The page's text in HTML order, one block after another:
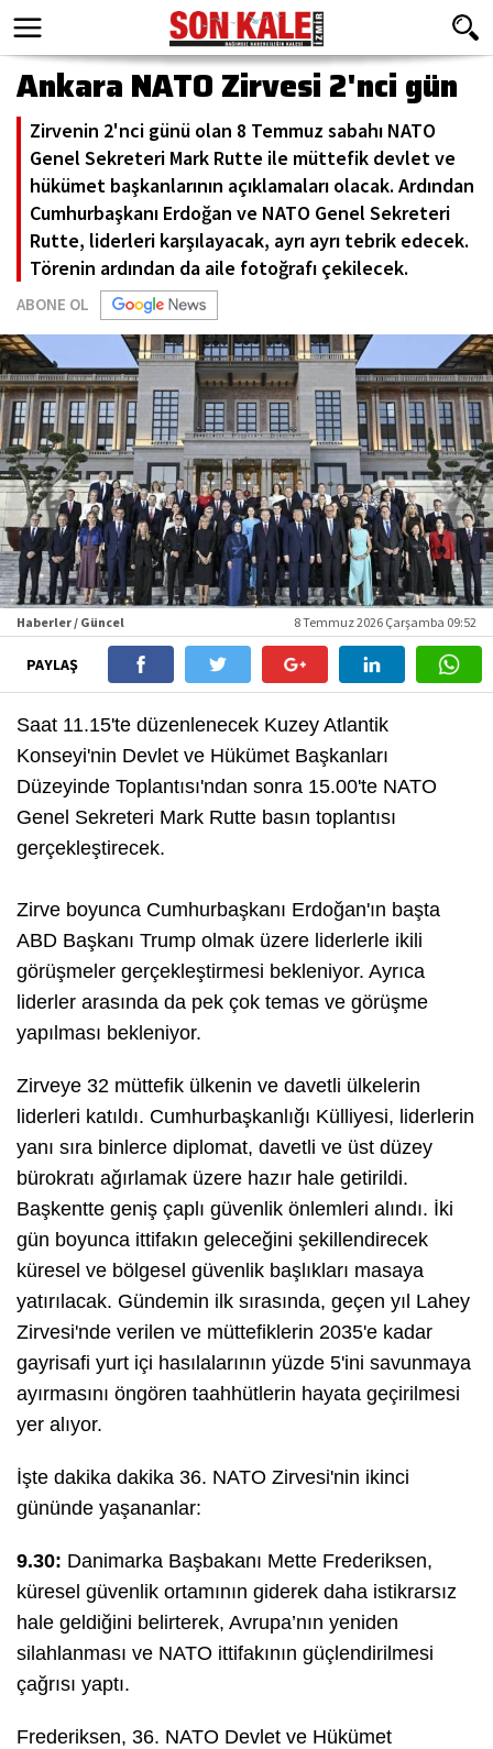
Ankara NATO Zirvesi 2'nci gün
Zirvenin 2'nci günü olan 8 Temmuz sabahı NATO
Genel Sekreteri Mark Rutte ile müttefik devlet ve
hükümet başkanlarının açıklamaları olacak. Ardından
Cumhurbaşkanı Erdoğan ve NATO Genel Sekreteri
Rutte, liderleri karşılayacak, ayrı ayrı tebrik edecek.
Törenin ardından da aile fotoğrafı çekilecek.
ABONE OL
Haberler / Güncel 8 Temmuz 2026 Çarşamba 09:52
PAYLAŞ
Saat 11.15'te düzenlenecek Kuzey Atlantik
Konseyi'nin Devlet ve Hükümet Başkanları
Düzeyinde Toplantısı'ndan sonra 15.00'te NATO
Genel Sekreteri Mark Rutte basın toplantısı
gerçekleştirecek.
Zirve boyunca Cumhurbaşkanı Erdoğan'ın başta
ABD Başkanı Trump olmak üzere liderlerle ikili
görüşmeler gerçekleştirmesi bekleniyor. Ayrıca
liderler arasında da pek çok temas ve görüşme
yapılması bekleniyor.
Zirveye 32 müttefik ülkenin ve davetli ülkelerin
liderleri katıldı. Cumhurbaşkanlığı Külliyesi, liderlerin
yanı sıra binlerce diplomat, davetli ve üst düzey
bürokratı ağırlamak üzere hazır hale getirildi.
Başkentte geniş çaplı güvenlik önlemleri alındı. İki
gün boyunca ittifakın geleceğini şekillendirecek
küresel ve bölgesel güvenlik başlıkları masaya
yatırılacak. Gündemin ilk sırasında, geçen yıl Lahey
Zirvesi'nde verilen ve müttefiklerin 2035'e kadar
gayrisafi yurt içi hasılalarının yüzde 5'ini savunmaya
ayırmasını öngören taahhütlerin hayata geçirilmesi
yer alıyor.
İşte dakika dakika 36. NATO Zirvesi'nin ikinci
gününde yaşananlar:
9.30: Danimarka Başbakanı Mette Frederiksen,
küresel güvenlik ortamının giderek daha istikrarsız
hale geldiğini belirterek, Avrupa’nın yeniden
silahlanması ve NATO ittifakının güçlendirilmesi
çağrısı yaptı.
Frederiksen, 36.⁠ NATO Devlet ve Hükümet